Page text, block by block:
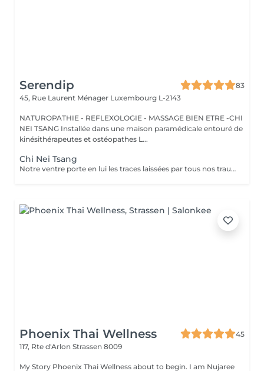
Serendip
83
45, Rue Laurent Ménager Luxembourg L-2143
NATUROPATHIE - REFLEXOLOGIE - MASSAGE BIEN ETRE -CHI
NEI TSANG Installée dans une maison paramédicale entouré de
kinésithérapeutes et ostéopathes L...
Chi Nei Tsang
Notre ventre porte en lui les traces laissées par tous nos traumatismes et nos secrets les plus intimes. Le Chi Nei Tsang, branche du Qi Gong, consiste justement à masser en profondeur l'abdomen pour y libérer les énergies négatives." L'objectif de ce massage ? Libérer les blocages énergétiques, réduire les tensions et favoriser la circulation de l'énergie vitale, ou "chi", dans le corps. En médecine traditionnelle chinoise, le ventre est vu comme l'organe du pur et de l'impur, ce qui peut créer des blocages énergétiques. Cette méthode permet d'améliorer le bien-être général de notre corps et de notre esprit par la stimulation de points d'énergie. En plus d'agir sur les émotions, le massage peut également aider à détendre les muscles et à soulager les troubles digestifs comme les ballonnements, la constipation, les douleurs abdominales, Ne convient pas aux femme enceintes
Phoenix Thai Wellness
45
117, Rte d'Arlon Strassen 8009
My Story Phoenix Thai Wellness about to begin. I am Nujaree